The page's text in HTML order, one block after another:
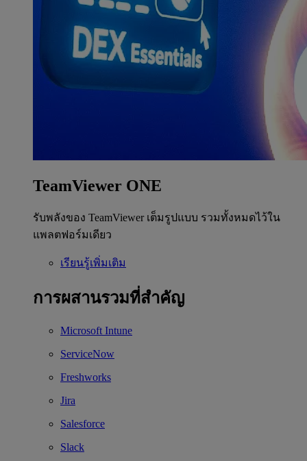
TeamViewer ONE
รับพลังของ TeamViewer เต็มรูปแบบ รวมทั้งหมดไว้ใน
แพลตฟอร์มเดียว
เรียนรู้เพิ่มเติม
การผสานรวมที่สำคัญ
Microsoft Intune
ServiceNow
Freshworks
Jira
Salesforce
Slack